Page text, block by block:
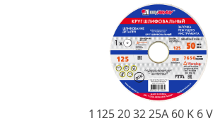
1 125 20 32 25А 60 K 6